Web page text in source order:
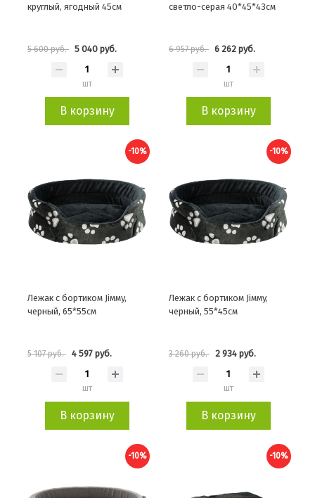
круглый, ягодный 45см
5 600 руб. 5 040 руб.
шт
В корзину
светло-серая 40*45*43см
6 957 руб. 6 262 руб.
шт
В корзину
-10%
Лежак с бортиком Jiммy,
черный, 65*55см
5 107 руб. 4 597 руб.
шт
В корзину
-10%
Лежак с бортиком Jiммy,
черный, 55*45см
3 260 руб. 2 934 руб.
шт
В корзину
-10% -10%